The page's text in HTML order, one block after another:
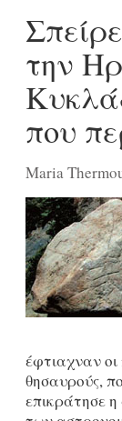
την
που
Maria
έφτιαχναν οι
θησαυρούς,
επικράτησε